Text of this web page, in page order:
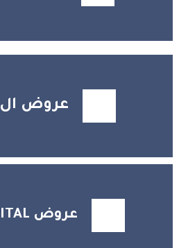
عروض ال 90 متر
عروض SUN CAPITAL